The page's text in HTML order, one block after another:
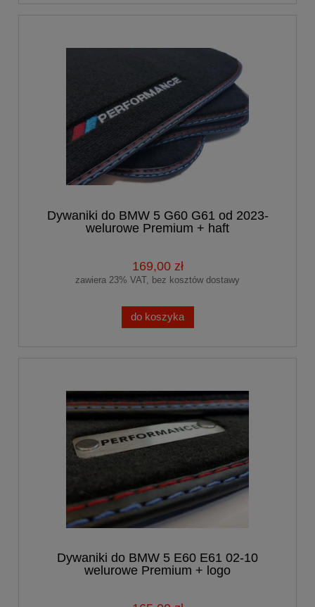
Dywaniki do BMW 5 G60 G61 od 2023-
welurowe Premium + haft
169,00 zł
zawiera 23% VAT, bez kosztów dostawy
do koszyka
Dywaniki do BMW 5 E60 E61 02-10
welurowe Premium + logo